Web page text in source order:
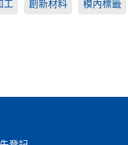
工 創新材料 模內標籤